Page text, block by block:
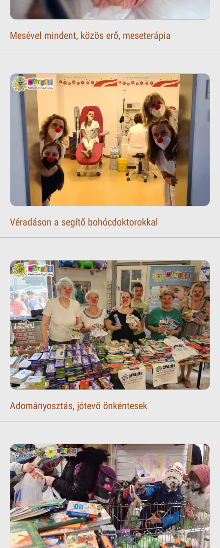
Mesével mindent, közös erő, meseterápia
Véradáson a segítő bohócdoktorokkal
Adományosztás, jótevő önkéntesek